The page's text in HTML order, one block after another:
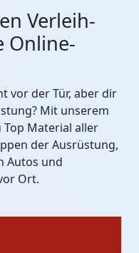
Verleih-
Online-
vor der Tür, aber dir
Mit unserem
Material aller
der Ausrüstung,
Autos und
Ort.